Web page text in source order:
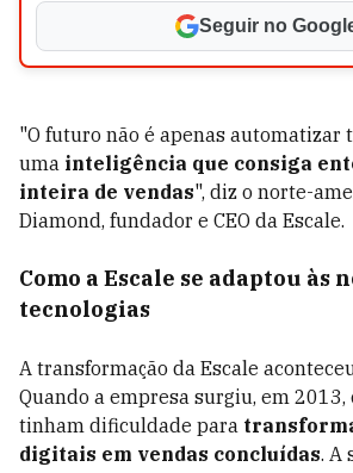
Seguir no
"O futuro não é apenas automatizar
uma inteligência que consiga
inteira de vendas", diz o norte-
Diamond, fundador e CEO da Escale.
Como a Escale se adaptou às
tecnologias
A transformação da Escale
Quando a empresa surgiu, em
tinham dificuldade para
digitais em vendas concluídas. A